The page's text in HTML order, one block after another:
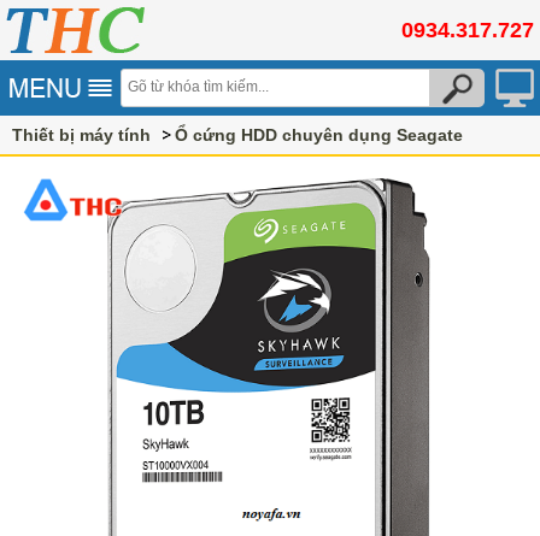
0934.317.727
Thiết bị máy tính Ổ cứng HDD chuyên dụng Seagate